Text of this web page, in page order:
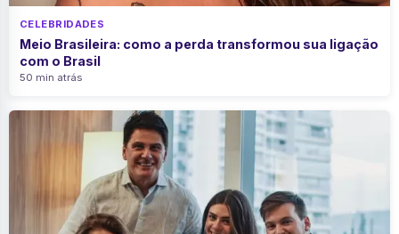
CELEBRIDADES
Meio Brasileira: como a perda transformou sua ligação
com o Brasil
50 min atrás